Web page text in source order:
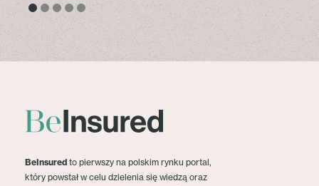
BeInsured to pierwszy na polskim rynku portal,
który powstał w celu dzielenia się wiedzą oraz